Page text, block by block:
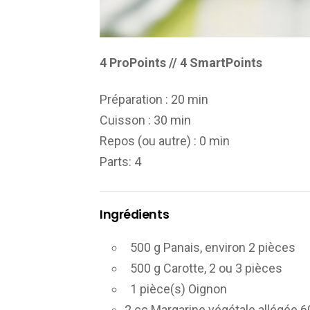
4 ProPoints // 4 SmartPoints
Préparation : 20 min
Cuisson : 30 min
Repos (ou autre) : 0 min
Parts: 4
Ingrédients
500 g Panais, environ 2 pièces
500 g Carotte, 2 ou 3 pièces
1 pièce(s) Oignon